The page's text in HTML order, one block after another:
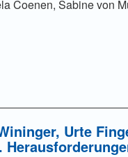
Coenen, Sabine von
Urte